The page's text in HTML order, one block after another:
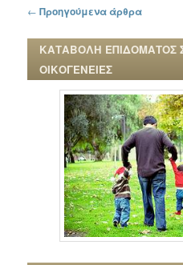
Πλοήγηση στα άρθρα
← Προηγούμενα άρθρα
ΚΑΤΑΒΟΛΗ ΕΠΙΔΟΜΑΤΟΣ
ΟΙΚΟΓΕΝΕΙΕΣ